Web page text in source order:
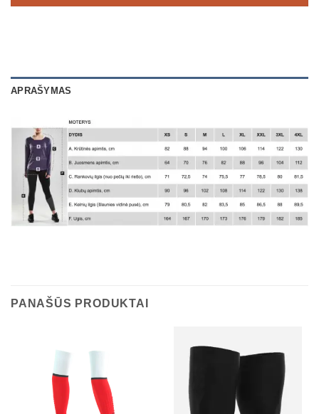
APRAŠYMAS
PANAŠŪS PRODUKTAI